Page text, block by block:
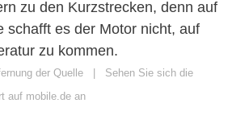
zu den Kurzstrecken, denn auf
schafft es der Motor nicht, auf
zu kommen.
der Quelle | Sehen Sie sich die
auf mobile.de an